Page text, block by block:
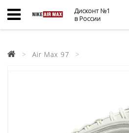
Дисконт №1
в России
Air Max 97